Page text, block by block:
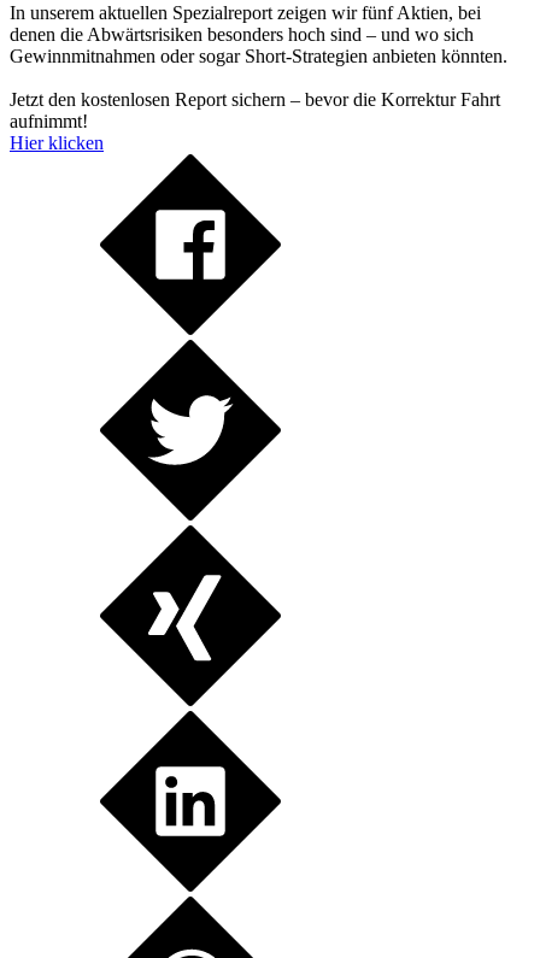
In unserem aktuellen Spezialreport zeigen wir fünf Aktien, bei
denen die Abwärtsrisiken besonders hoch sind – und wo sich
Gewinnmitnahmen oder sogar Short-Strategien anbieten könnten.
Jetzt den kostenlosen Report sichern – bevor die Korrektur Fahrt
aufnimmt!
Hier klicken